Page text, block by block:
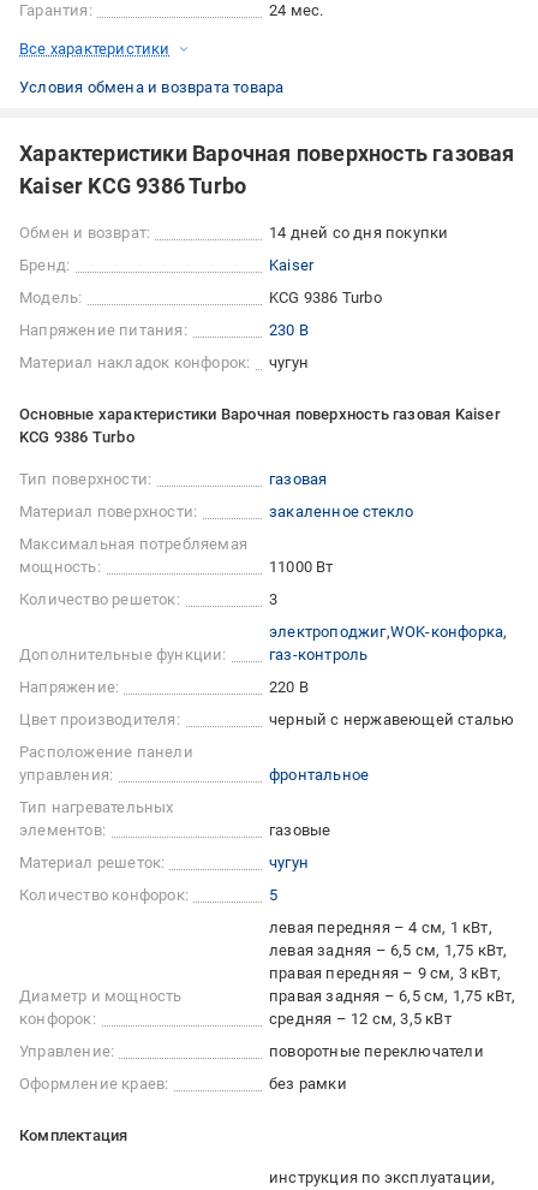
Гарантия:
24 мес.
Все характеристики
Условия обмена и возврата товара
Характеристики Варочная поверхность газовая
Kaiser KCG 9386 Turbo
Обмен и возврат:
14 дней со дня покупки
Бренд:
Kaiser
Модель:
KCG 9386 Turbo
Напряжение питания:
230 В
Материал накладок конфорок:
чугун
Основные характеристики Варочная поверхность газовая Kaiser
KCG 9386 Turbo
Тип поверхности:
газовая
Материал поверхности:
закаленное стекло
Максимальная потребляемая
мощность:
11000 Вт
Количество решеток:
3
Дополнительные функции:
электроподжиг WOK-конфорка
газ-контроль
Напряжение:
220 В
Цвет производителя:
черный с нержавеющей сталью
Расположение панели
управления:
фронтальное
Тип нагревательных
элементов:
газовые
Материал решеток:
чугун
Количество конфорок:
5
Диаметр и мощность
конфорок:
левая передняя – 4 см, 1 кВт
левая задняя – 6,5 см, 1,75 кВт
правая передняя – 9 см, 3 кВт
правая задняя – 6,5 см, 1,75 кВт
средняя – 12 см, 3,5 кВт
Управление:
поворотные переключатели
Оформление краев:
без рамки
Комплектация
инструкция по эксплуатации